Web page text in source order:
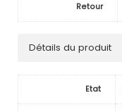
Retour
Détails du produit
Etat